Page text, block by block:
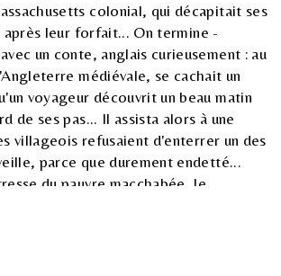
colonial, qui décapitait ses
après leur forfait... On termine -
un conte, anglais curieusement : au
médiévale, se cachait un
voyageur découvrit un beau matin
de ses pas... Il assista alors à une
villageois refusaient d'enterrer un des
parce que durement endetté...
du pauvre macchabée, le